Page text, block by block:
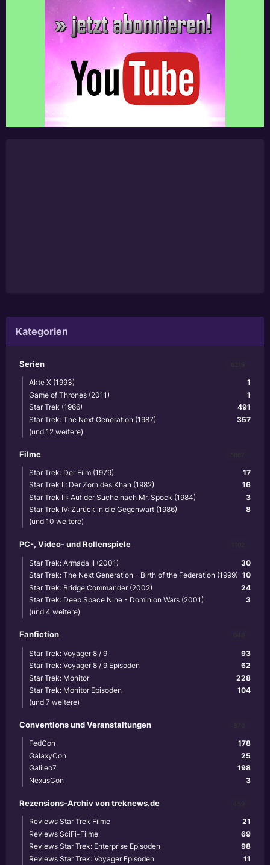
Kategorien
Serien
1
Akte X (1993)
1
Game of Thrones (2011)
491
Star Trek (1966)
357
Star Trek: The Next Generation (1987)
(und 12 weitere)
Filme
17
Star Trek: Der Film (1979)
16
Star Trek II: Der Zorn des Khan (1982)
3
Star Trek III: Auf der Suche nach Mr. Spock (1984)
8
Star Trek IV: Zurück in die Gegenwart (1986)
(und 10 weitere)
PC-, Video- und Rollenspiele
30
Star Trek: Armada II (2001)
10
Star Trek: The Next Generation - Birth of the Federation (1999)
24
Star Trek: Bridge Commander (2002)
3
Star Trek: Deep Space Nine - Dominion Wars (2001)
(und 4 weitere)
Fanfiction
93
Star Trek: Voyager 8 / 9
62
Star Trek: Voyager 8 / 9 Episoden
228
Star Trek: Monitor
104
Star Trek: Monitor Episoden
(und 7 weitere)
Conventions und Veranstaltungen
178
FedCon
25
GalaxyCon
198
Galileo7
3
NexusCon
Rezensions-Archiv von treknews.de
21
Reviews Star Trek Filme
69
Reviews SciFi-Filme
98
Reviews Star Trek: Enterprise Episoden
11
Reviews Star Trek: Voyager Episoden